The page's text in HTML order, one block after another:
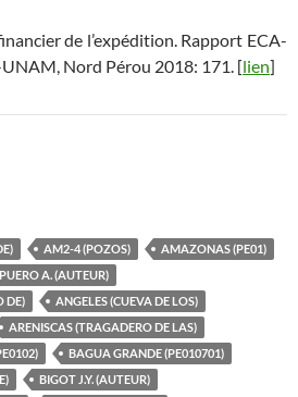
de l’expédition. Rapport ECA-
Nord Pérou 2018: 171. [lien]
AM2-4 (POZOS)
AMAZONAS (PE01)
A. (AUTEUR)
DE)
ANGELES (CUEVA DE LOS)
ARENISCAS (TRAGADERO DE LAS)
BAGUA GRANDE (PE010701)
BIGOT J.Y. (AUTEUR)